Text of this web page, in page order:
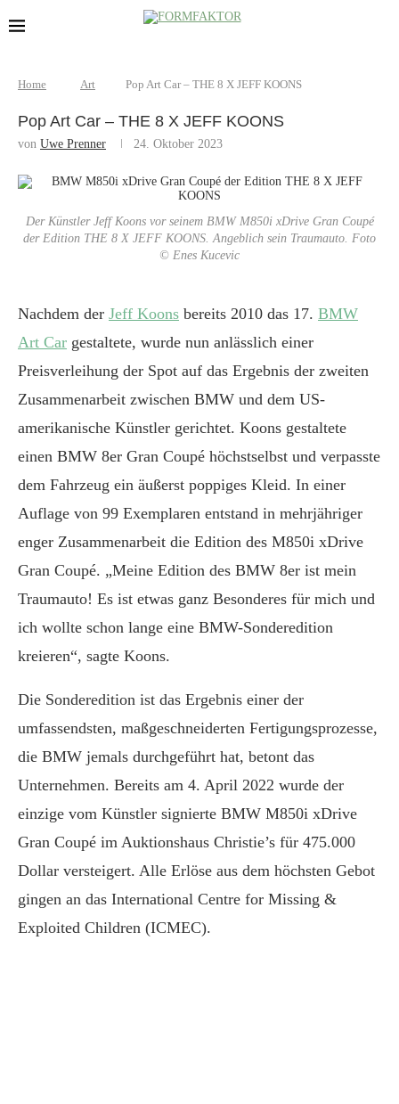
Home Art Pop Art Car – THE 8 X JEFF KOONS
Pop Art Car – THE 8 X JEFF KOONS
von Uwe Prenner 24. Oktober 2023
Der Künstler Jeff Koons vor seinem BMW M850i xDrive Gran Coupé
der Edition THE 8 X JEFF KOONS. Angeblich sein Traumauto. Foto
© Enes Kucevic
Nachdem der Jeff Koons bereits 2010 das 17. BMW
Art Car gestaltete, wurde nun anlässlich einer
Preisverleihung der Spot auf das Ergebnis der zweiten
Zusammenarbeit zwischen BMW und dem US-
amerikanische Künstler gerichtet. Koons gestaltete
einen BMW 8er Gran Coupé höchstselbst und verpasste
dem Fahrzeug ein äußerst poppiges Kleid. In einer
Auflage von 99 Exemplaren entstand in mehrjähriger
enger Zusammenarbeit die Edition des M850i xDrive
Gran Coupé. „Meine Edition des BMW 8er ist mein
Traumauto! Es ist etwas ganz Besonderes für mich und
ich wollte schon lange eine BMW-Sonderedition
kreieren“, sagte Koons.
Die Sonderedition ist das Ergebnis einer der
umfassendsten, maßgeschneiderten Fertigungsprozesse,
die BMW jemals durchgeführt hat, betont das
Unternehmen. Bereits am 4. April 2022 wurde der
einzige vom Künstler signierte BMW M850i xDrive
Gran Coupé im Auktionshaus Christie’s für 475.000
Dollar versteigert. Alle Erlöse aus dem höchsten Gebot
gingen an das International Centre for Missing &
Exploited Children (ICMEC).